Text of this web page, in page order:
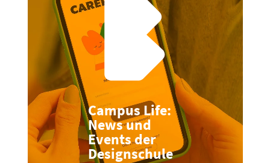
Campus Life:
News und
Events der
Designschule